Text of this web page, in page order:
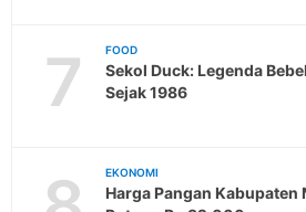
7 FOOD
Sekol Duck: Legenda
Sejak 1986
EKONOMI
Harga Pangan Kabupaten